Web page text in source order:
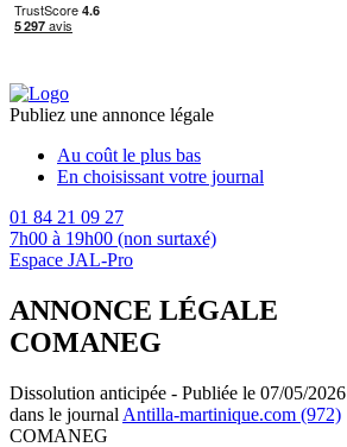
Publiez une annonce légale
Au coût le plus bas
En choisissant votre journal
01 84 21 09 27
7h00 à 19h00 (non surtaxé)
Espace JAL-Pro
ANNONCE LÉGALE
COMANEG
Dissolution anticipée - Publiée le 07/05/2026
dans le journal Antilla-martinique.com (972)
COMANEG